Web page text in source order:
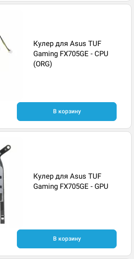
Кулер для Asus TUF
Gaming FX705GE - CPU
(ORG)
В корзину
Кулер для Asus TUF
Gaming FX705GE - GPU
В корзину